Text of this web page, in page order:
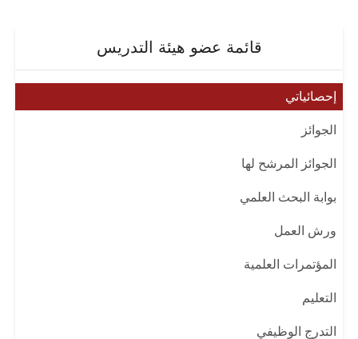
قائمة عضو هيئة التدريس
إحصائياتي
الجوائز
الجوائز المرشح لها
بوابة البحث العلمي
ورش العمل
المؤتمرات العلمية
التعليم
التدرج الوظيفي